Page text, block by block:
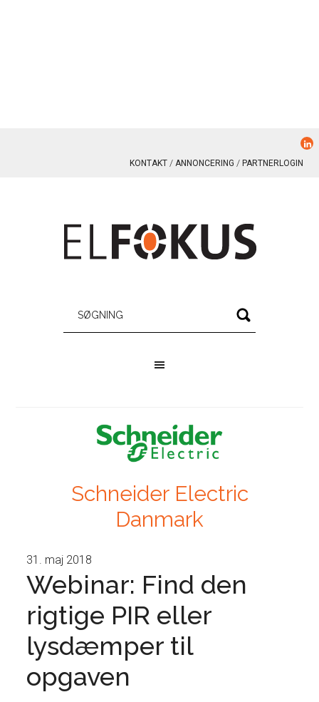
KONTAKT ANNONCERING PARTNERLOGIN
Schneider Electric
Danmark
31. maj 2018
Webinar: Find den
rigtige PIR eller
lysdæmper til
opgaven